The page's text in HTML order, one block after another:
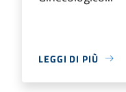
LEGGI DI PIÙ